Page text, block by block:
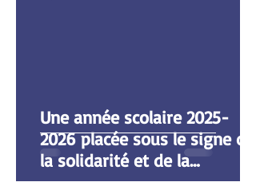
Une année scolaire 2025-
2026 placée sous le signe de
la solidarité et de la
sensibilisation